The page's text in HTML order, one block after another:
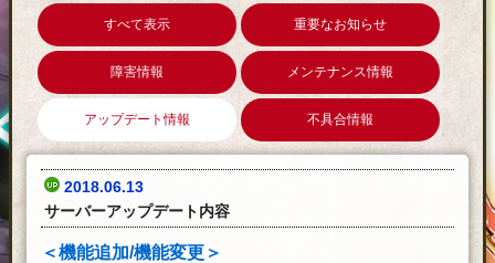
すべて表示 重要なお知らせ
障害情報 メンテナンス情報
アップデート情報 不具合情報
2018.06.13
サーバーアップデート内容
＜機能追加/機能変更＞